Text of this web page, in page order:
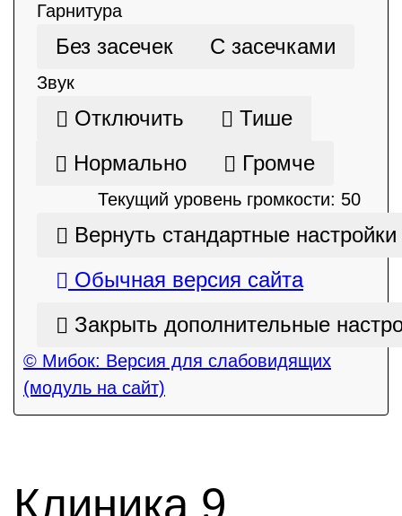
Гарнитура
Без засечек С засечками
Звук
Отключить
Тише
Нормально
Громче
Текущий уровень громкости: 50
Вернуть стандартные настройки
Обычная версия сайта
Закрыть дополнительные
© Мибок: Версия для слабовидящих
(модуль на сайт)
Клиника 9